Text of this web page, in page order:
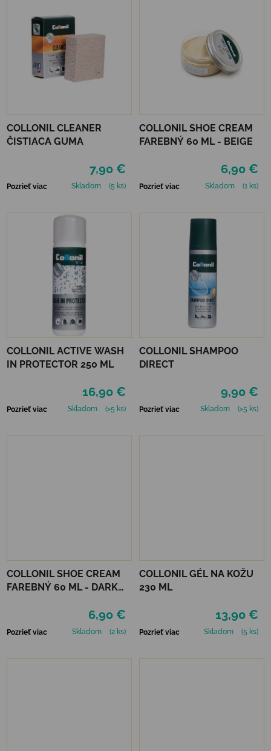
COLLONIL CLEANER
ČISTIACA GUMA
7,90 €
Pozrieť viac Skladom (5 ks)
COLLONIL SHOE CREAM
FAREBNÝ 60 ML - BEIGE
6,90 €
Pozrieť viac Skladom (1 ks)
COLLONIL ACTIVE WASH
IN PROTECTOR 250 ML
16,90 €
Pozrieť viac Skladom (>5 ks)
COLLONIL SHAMPOO
DIRECT
9,90 €
Pozrieť viac Skladom (>5 ks)
COLLONIL SHOE CREAM
FAREBNÝ 60 ML - DARK
6,90 €
Pozrieť viac Skladom (2 ks)
COLLONIL GÉL NA KOŽU
230 ML
13,90 €
Pozrieť viac Skladom (5 ks)